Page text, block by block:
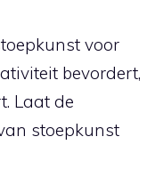
voor
bevordert,
Laat de
stoepkunst